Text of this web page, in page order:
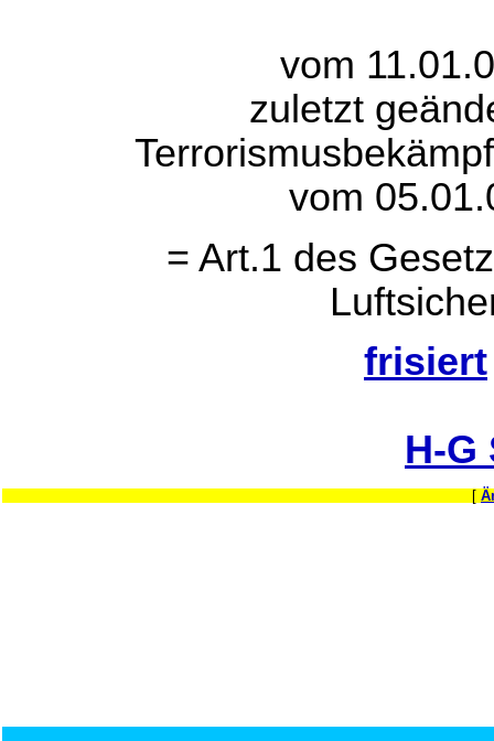
vom
zuletzt
vom
= Art.1 des
frisiert
H-G
[